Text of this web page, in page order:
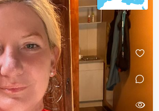
Oberstufenkurs Windsurfen
Oberstufenkurs Windsurfen